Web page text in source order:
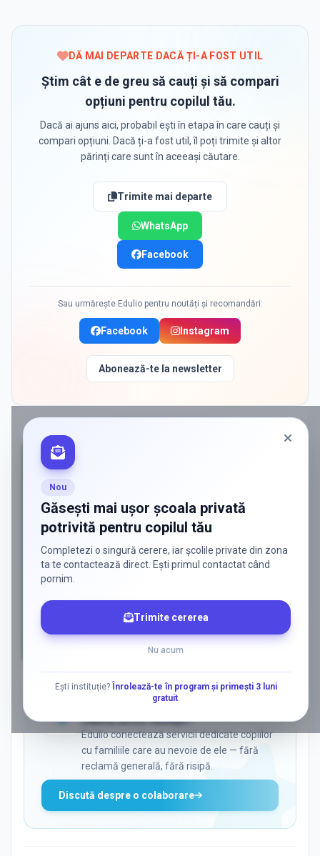
DĂ MAI DEPARTE DACĂ ȚI-A FOST UTIL
Știm cât e de greu să cauți și să compari
opțiuni pentru copilul tău.
Dacă ai ajuns aici, probabil ești în etapa în care cauți și
compari opțiuni. Dacă ți-a fost util, îl poți trimite și altor
părinți care sunt în aceeași căutare.
Trimite mai departe
WhatsApp
Facebook
Sau urmărește Edulio pentru noutăți și recomandări:
Facebook Instagram
Abonează-te la newsletter
Nou
Găsești mai ușor școala privată
potrivită pentru copilul tău
Completezi o singură cerere, iar școlile private din zona
ta te contactează direct. Ești primul contactat când
pornim.
Trimite cererea
Nu acum
Ești instituție?
Înrolează-te în program și primești 3 luni
gratuit.
Vrei să ajungi la părinții care
caută activ soluții?
Edulio conectează servicii dedicate copiilor
cu familiile care au nevoie de ele — fără
reclamă generală, fără risipă.
Discută despre o colaborare